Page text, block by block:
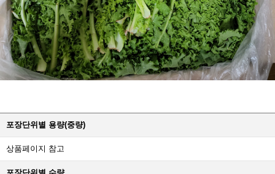
포장단위별 용량(중량)
상품페이지 참고